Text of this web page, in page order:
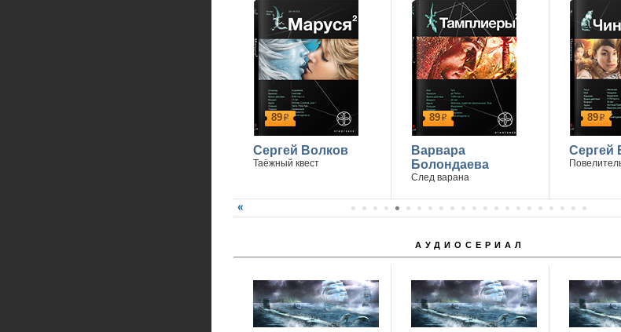
89р
Сергей Волков
Таёжный квест
89р
Варвара
Болондаева
След варана
89р
Сергей
АУДИОСЕРИАЛ